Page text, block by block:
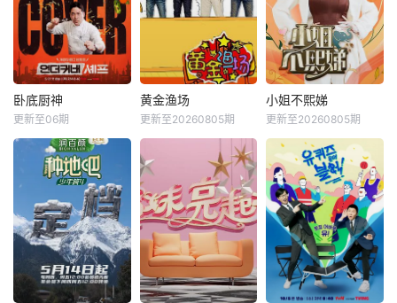
卧底厨神
更新至06期
黄金渔场
更新至20260805期
小姐不熙娣
更新至20260805期